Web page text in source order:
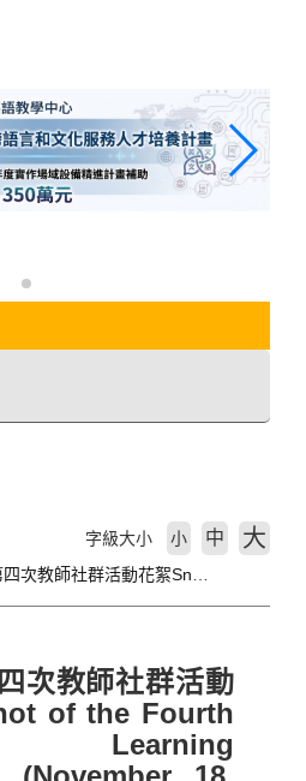
字級大小 小 中 大
次教師社群活動
of the Fourth
Learning